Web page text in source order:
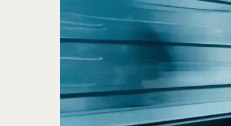
Fliegen durch den
FPV-Videos